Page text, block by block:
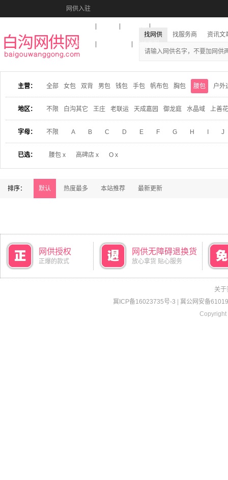
网供入驻
收藏本站
找网供 找服务商 资讯文
主营： 全部 女包 双背 男包 钱包 手包 帆布包 胸包 腰包 户外
地区： 不限 白沟其它 王庄 老联运 天成嘉园 御龙庭 水晶域 上善
字母： 不限 A B C D E F G H J
已选： 腰包 x 高碑店 x O x
排序： 默认 热度最多 本站推荐 最新更新
网供授权
正爆的款式
网供无障碍退换货
放心拿货 贴心服务
关于
冀ICP备16023735号-3
冀公网安备